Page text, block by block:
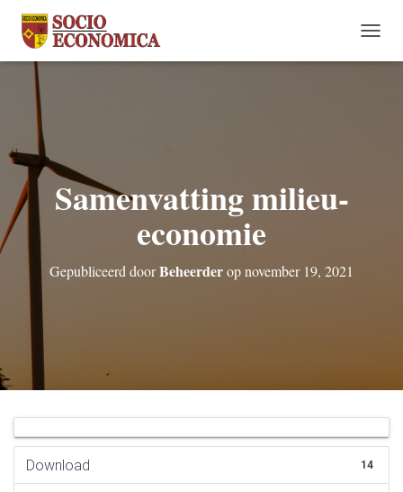
A
Samenvatting milieu-
economie
Gepubliceerd doorBeheerderopnovember 19, 2021
Download 14